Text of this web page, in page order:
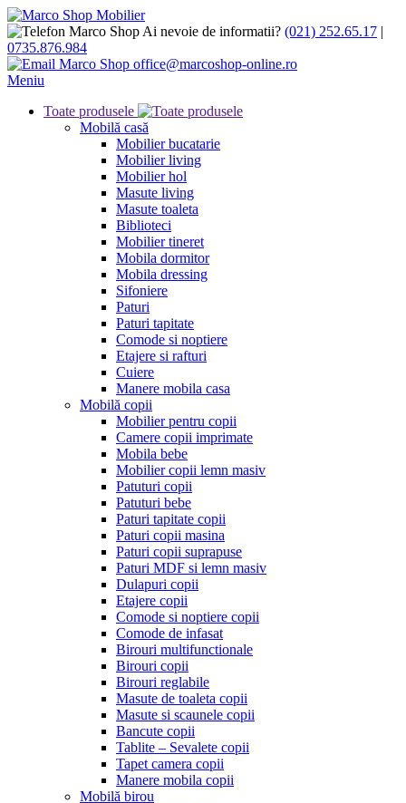
Ai nevoie de informatii? (021) 252.65.17 |
0735.876.984
office@marcoshop-online.ro
Meniu
Toate produsele
Mobilă casă
Mobilier bucatarie
Mobilier living
Mobilier hol
Masute living
Masute toaleta
Biblioteci
Mobilier tineret
Mobila dormitor
Mobila dressing
Sifoniere
Paturi
Paturi tapitate
Comode si noptiere
Etajere si rafturi
Cuiere
Manere mobila casa
Mobilă copii
Mobilier pentru copii
Camere copii imprimate
Mobila bebe
Mobilier copii lemn masiv
Patuturi copii
Patuturi bebe
Paturi tapitate copii
Paturi copii masina
Paturi copii suprapuse
Paturi MDF si lemn masiv
Dulapuri copii
Etajere copii
Comode si noptiere copii
Comode de infasat
Birouri multifunctionale
Birouri copii
Birouri reglabile
Masute de toaleta copii
Masute si scaunele copii
Bancute copii
Tablite – Sevalete copii
Tapet camera copii
Manere mobila copii
Mobilă birou